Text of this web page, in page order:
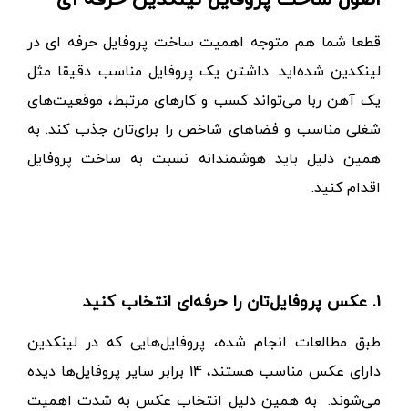
قطعا شما هم متوجه اهمیت ساخت پروفایل حرفه ای در
لینکدین شده‌اید. داشتن یک پروفایل مناسب دقیقا مثل
یک آهن ربا می‌تواند کسب و کارهای مرتبط، موقعیت‌های
شغلی مناسب و فضاهای شاخص را برای‌تان جذب کند. به
همین دلیل باید هوشمندانه نسبت به ساخت پروفایل
اقدام کنید.
1. عکس پروفایل‌تان را حرفه‌ای انتخاب کنید
طبق مطالعات انجام شده، پروفایل‌هایی که در لینکدین
دارای عکس مناسب هستند، 14 برابر سایر پروفایل‌ها دیده
می‌شوند. به همین دلیل انتخاب عکس به شدت اهمیت